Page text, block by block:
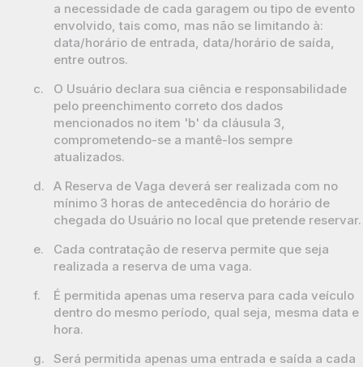
a necessidade de cada garagem ou tipo de evento
envolvido, tais como, mas não se limitando à:
data/horário de entrada, data/horário de saída,
entre outros.
c.
O Usuário declara sua ciência e responsabilidade
pelo preenchimento correto dos dados
mencionados no item 'b' da cláusula 3,
comprometendo-se a mantê-los sempre
atualizados.
d.
A Reserva de Vaga deverá ser realizada com no
mínimo 3 horas de antecedência do horário de
chegada do Usuário no local que pretende reservar.
e.
Cada contratação de reserva permite que seja
realizada a reserva de uma vaga.
f.
É permitida apenas uma reserva para cada veículo
dentro do mesmo período, qual seja, mesma data e
hora.
g.
Será permitida apenas uma entrada e saída a cada